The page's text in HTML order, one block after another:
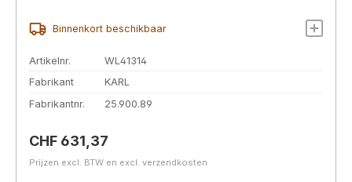
Binnenkort beschikbaar
Artikelnr.
WL41314
Fabrikant
KARL
Fabrikantnr.
25.900.89
Normale prijs:
CHF 631,37
Prijzen excl. BTW en excl. verzendkosten